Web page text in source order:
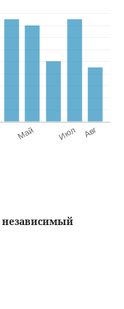
независимый